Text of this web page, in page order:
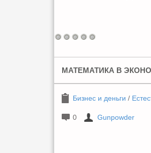
МАТЕМАТИКА В
Бизнес и деньги /
0 Gunpowder